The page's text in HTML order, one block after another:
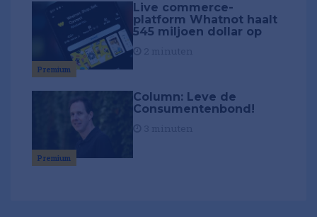
Premium
Live commerce-
platform Whatnot haalt
545 miljoen dollar op
Premium
Column: Leve de
Consumentenbond!